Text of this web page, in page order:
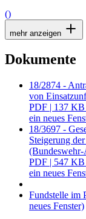
()
mehr anzeigen
Dokumente
18/2874 -
von
PDF | 137
ein neues
18/3697 -
Steigerung
PDF | 547
ein neues
Fundstelle im
neues Fenster)